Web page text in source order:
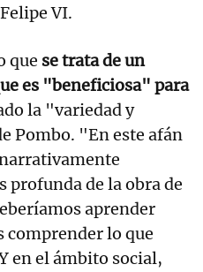
VI.
que se trata de un
es "beneficiosa" para
la "variedad y
Pombo. "En este afán
profunda de la obra de
aprender
comprender lo que
en el ámbito social,